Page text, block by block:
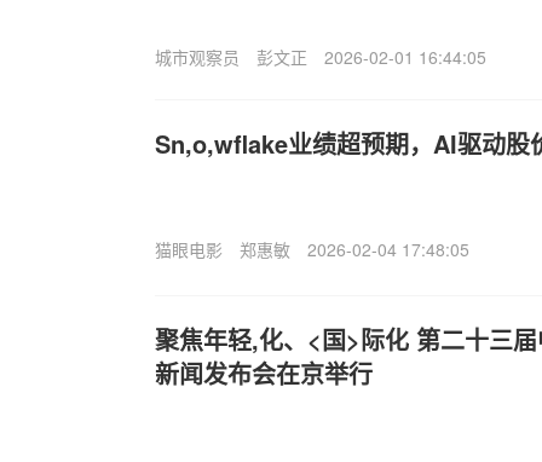
城市观察员 彭文正 2026-02-01 16:44:05
Sn,o,wflake业绩超预期，AI驱动股
猫眼电影 郑惠敏 2026-02-04 17:48:05
聚焦年轻,化、<国>际化 第二十三
新闻发布会在京举行